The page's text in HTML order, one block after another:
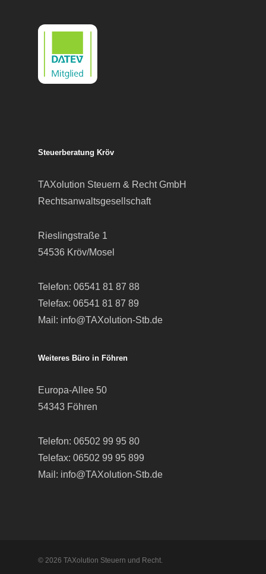
Steuerberatung Kröv
TAXolution Steuern & Recht GmbH
Rechtsanwaltsgesellschaft
Rieslingstraße 1
54536 Kröv/Mosel
Telefon: 06541 81 87 88
Telefax: 06541 81 87 89
Mail: info@TAXolution-Stb.de
Weiteres Büro in Föhren
Europa-Allee 50
54343 Föhren
Telefon: 06502 99 95 80
Telefax: 06502 99 95 899
Mail: info@TAXolution-Stb.de
© 2026 TAXolution Steuern und Recht.